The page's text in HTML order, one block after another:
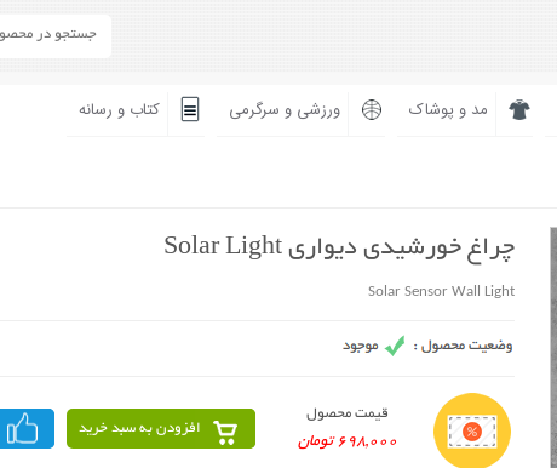
مد و پوشاک ورزشی و سرگرمی کتاب و رسانه
چراغ خورشیدی دیواری Solar Light
Solar Sensor Wall Light
قیمت محصول
698,000 تومان
افزودن به سبد خرید